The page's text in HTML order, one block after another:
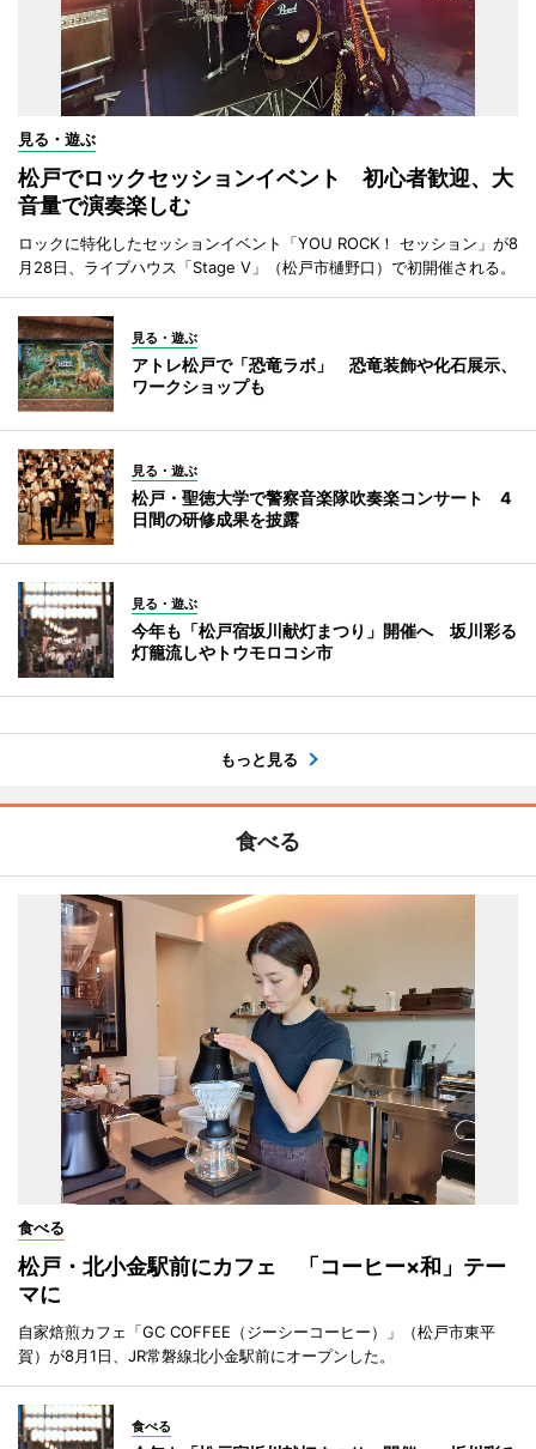
見る・遊ぶ
松戸でロックセッションイベント 初心者歓迎、大
音量で演奏楽しむ
ロックに特化したセッションイベント「YOU ROCK！ セッション」が8
月28日、ライブハウス「Stage V」（松戸市樋野口）で初開催される。
見る・遊ぶ
アトレ松戸で「恐竜ラボ」 恐竜装飾や化石展示、
ワークショップも
見る・遊ぶ
松戸・聖徳大学で警察音楽隊吹奏楽コンサート 4
日間の研修成果を披露
見る・遊ぶ
今年も「松戸宿坂川献灯まつり」開催へ 坂川彩る
灯籠流しやトウモロコシ市
もっと見る
食べる
食べる
松戸・北小金駅前にカフェ 「コーヒー×和」テー
マに
自家焙煎カフェ「GC COFFEE（ジーシーコーヒー）」（松戸市東平
賀）が8月1日、JR常磐線北小金駅前にオープンした。
食べる